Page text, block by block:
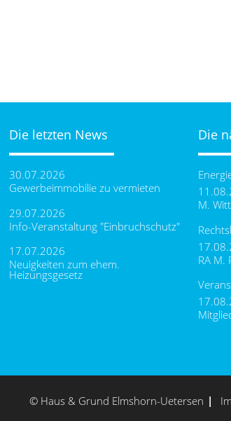
Die letzten News
30.07.2026
Gewerbeimmobilie zu vermieten
29.07.2026
Info-Veranstaltung "Einbruchschutz"
17.07.2026
Neuigkeiten zum ehem.
Heizungsgesetz
Die
M.
RA M.
© Haus & Grund Elmshorn-Uetersen